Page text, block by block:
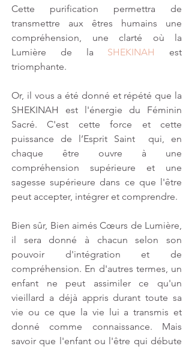
Cette purification permettra de
transmettre aux êtres humains une
compréhension, une clarté où la
Lumière de la SHEKINAH
est
triomphante.
Or, il vous a été donné et répété que la
SHEKINAH est l'énergie du Féminin
Sacré. C'est cette force et cette
puissance de l’Esprit Saint  qui, en
chaque être ouvre à une
compréhension supérieure et une
sagesse supérieure dans ce que l'être
peut accepter, intégrer et comprendre.
Bien sûr, Bien aimés Cœurs de Lumière,
il sera donné à chacun selon son
pouvoir d'intégration et de
compréhension. En d'autres termes, un
enfant ne peut assimiler ce qu'un
vieillard a déjà appris durant toute sa
vie ou ce que la vie lui a transmis et
donné comme connaissance. Mais
savoir que l'enfant ou l'être qui débute